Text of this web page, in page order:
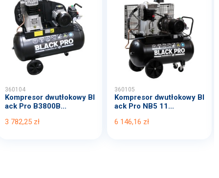
360104
Kompresor dwutłokowy Bl
ack Pro B3800B...
3 782,25 zł
360105
Kompresor dwutłokowy Bl
ack Pro NB5 11...
6 146,16 zł